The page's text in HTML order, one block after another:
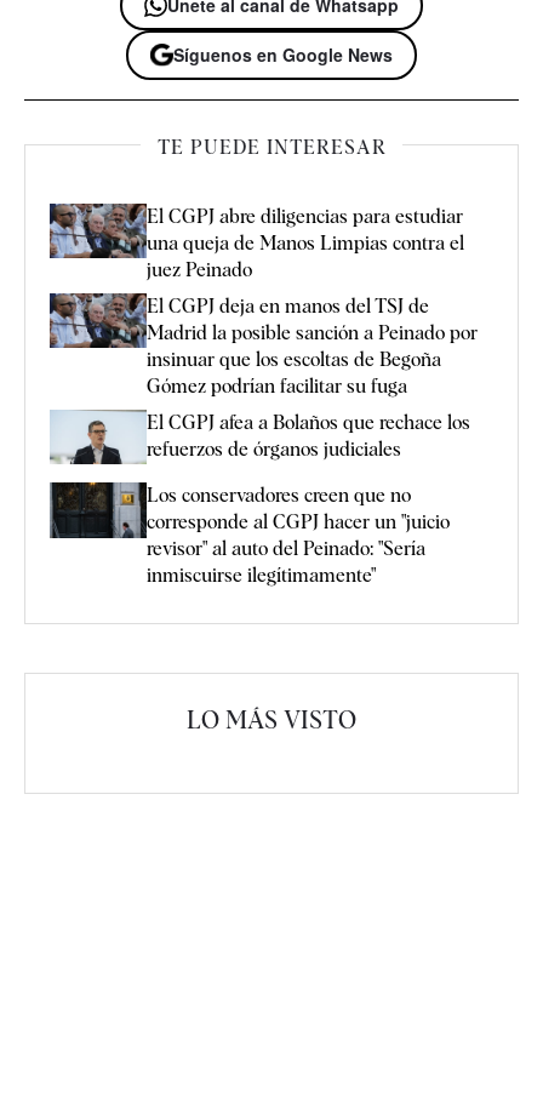
Síguenos en Google News
TE PUEDE INTERESAR
El CGPJ abre diligencias para estudiar
una queja de Manos Limpias contra el
juez Peinado
El CGPJ deja en manos del TSJ de
Madrid la posible sanción a Peinado por
insinuar que los escoltas de Begoña
Gómez podrían facilitar su fuga
El CGPJ afea a Bolaños que rechace los
refuerzos de órganos judiciales
Los conservadores creen que no
corresponde al CGPJ hacer un "juicio
revisor" al auto del Peinado: "Sería
inmiscuirse ilegítimamente"
LO MÁS VISTO